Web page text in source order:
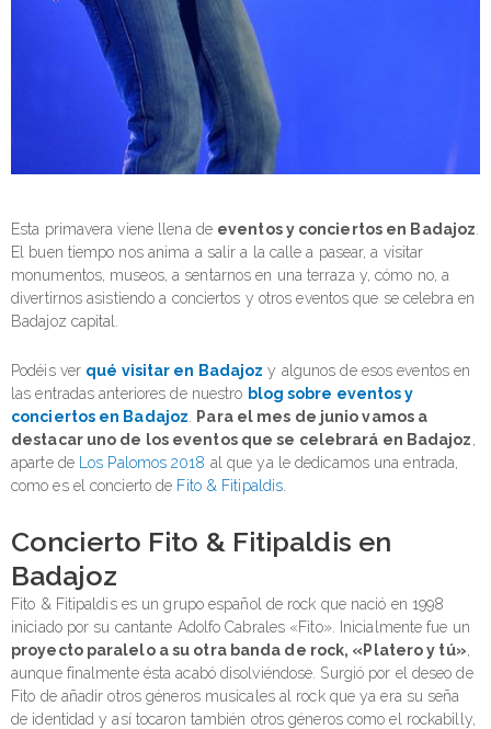
Esta primavera viene llena de eventos y conciertos en Badajoz
El buen tiempo nos anima a salir a la calle a pasear, a visitar
monumentos, museos, a sentarnos en una terraza y, cómo no, a
divertirnos asistiendo a conciertos y otros eventos que se celebra en
Badajoz capital.
Podéis ver qué visitar en Badajoz y algunos de esos eventos en
las entradas anteriores de nuestro blog sobre eventos y
conciertos en Badajoz. Para el mes de junio vamos a
destacar uno de los eventos que se celebrará en Badajoz,
aparte de Los Palomos 2018 al que ya le dedicamos una entrada,
como es el concierto de Fito & Fitipaldis.
Concierto Fito & Fitipaldis en
Badajoz
Fito & Fitipaldis es un grupo español de rock que nació en 1998
iniciado por su cantante Adolfo Cabrales «Fito». Inicialmente fue un
proyecto paralelo a su otra banda de rock, «Platero y tú»
aunque finalmente ésta acabó disolviéndose. Surgió por el deseo de
Fito de añadir otros géneros musicales al rock que ya era su seña
de identidad y así tocaron también otros géneros como el rockabilly,